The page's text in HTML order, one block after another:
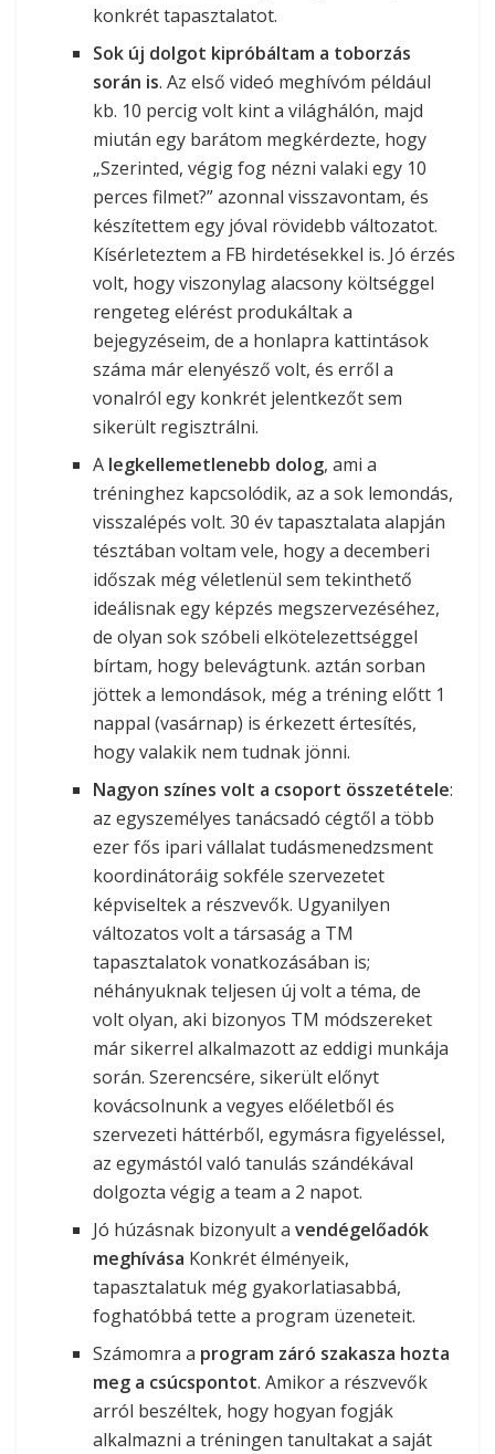
konkrét tapasztalatot.
Sok új dolgot kipróbáltam a toborzás
során is. Az első videó meghívóm például
kb. 10 percig volt kint a világhálón, majd
miután egy barátom megkérdezte, hogy
„Szerinted, végig fog nézni valaki egy 10
perces filmet?” azonnal visszavontam, és
készítettem egy jóval rövidebb változatot.
Kísérleteztem a FB hirdetésekkel is. Jó érzés
volt, hogy viszonylag alacsony költséggel
rengeteg elérést produkáltak a
bejegyzéseim, de a honlapra kattintások
száma már elenyésző volt, és erről a
vonalról egy konkrét jelentkezőt sem
sikerült regisztrálni.
A legkellemetlenebb dolog, ami a
tréninghez kapcsolódik, az a sok lemondás,
visszalépés volt. 30 év tapasztalata alapján
tésztában voltam vele, hogy a decemberi
időszak még véletlenül sem tekinthető
ideálisnak egy képzés megszervezéséhez,
de olyan sok szóbeli elkötelezettséggel
bírtam, hogy belevágtunk. aztán sorban
jöttek a lemondások, még a tréning előtt 1
nappal (vasárnap) is érkezett értesítés,
hogy valakik nem tudnak jönni.
Nagyon színes volt a csoport összetétele:
az egyszemélyes tanácsadó cégtől a több
ezer fős ipari vállalat tudásmenedzsment
koordinátoráig sokféle szervezetet
képviseltek a részvevők. Ugyanilyen
változatos volt a társaság a TM
tapasztalatok vonatkozásában is;
néhányuknak teljesen új volt a téma, de
volt olyan, aki bizonyos TM módszereket
már sikerrel alkalmazott az eddigi munkája
során. Szerencsére, sikerült előnyt
kovácsolnunk a vegyes előéletből és
szervezeti háttérből, egymásra figyeléssel,
az egymástól való tanulás szándékával
dolgozta végig a team a 2 napot.
Jó húzásnak bizonyult avendégelőadók
meghívása Konkrét élményeik,
tapasztalatuk még gyakorlatiasabbá,
foghatóbbá tette a program üzeneteit.
Számomra a program záró szakasza hozta
meg a csúcspontot. Amikor a részvevők
arról beszéltek, hogy hogyan fogják
alkalmazni a tréningen tanultakat a saját